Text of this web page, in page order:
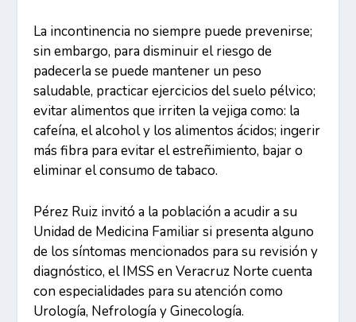
La incontinencia no siempre puede prevenirse;
sin embargo, para disminuir el riesgo de
padecerla se puede mantener un peso
saludable, practicar ejercicios del suelo pélvico;
evitar alimentos que irriten la vejiga como: la
cafeína, el alcohol y los alimentos ácidos; ingerir
más fibra para evitar el estreñimiento, bajar o
eliminar el consumo de tabaco.
Pérez Ruiz invitó a la población a acudir a su
Unidad de Medicina Familiar si presenta alguno
de los síntomas mencionados para su revisión y
diagnóstico, el IMSS en Veracruz Norte cuenta
con especialidades para su atención como
Urología, Nefrología y Ginecología.